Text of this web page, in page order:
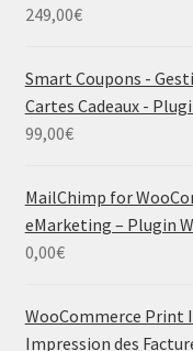
249,00€
Smart Coupons -
Cartes Cadeaux -
99,00€
MailChimp for
eMarketing – Plugin
0,00€
WooCommerce Print
Impression des